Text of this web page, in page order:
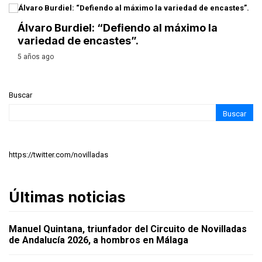
Álvaro Burdiel: “Defiendo al máximo la
variedad de encastes”.
5 años ago
Buscar
Buscar
https://twitter.com/novilladas
Últimas noticias
Manuel Quintana, triunfador del Circuito de Novilladas
de Andalucía 2026, a hombros en Málaga